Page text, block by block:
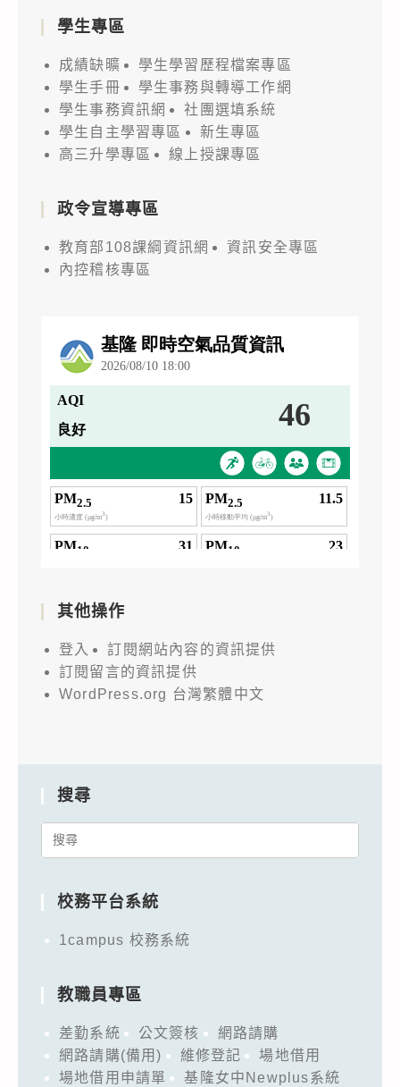
學生專區
成績缺曠
學生學習歷程檔案專區
學生手冊
學生事務與轉導工作網
學生事務資訊網
社團選填系統
學生自主學習專區
新生專區
高三升學專區
線上授課專區
政令宣導專區
教育部108課綱資訊網
資訊安全專區
內控稽核專區
其他操作
登入
訂閱網站內容的資訊提供
訂閱留言的資訊提供
WordPress.org 台灣繁體中文
搜尋
Search
校務平台系統
1campus 校務系統
教職員專區
差勤系統 公文簽核
網路請購
網路請購(備用)
維修登記
場地借用
場地借用申請單
基隆女中Newplus系統